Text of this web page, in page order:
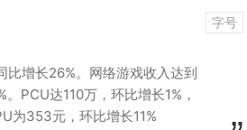
字号
比增长26%。网络游戏收入达到
PCU达110万，环比增长1%，
为353元，环比增长11%